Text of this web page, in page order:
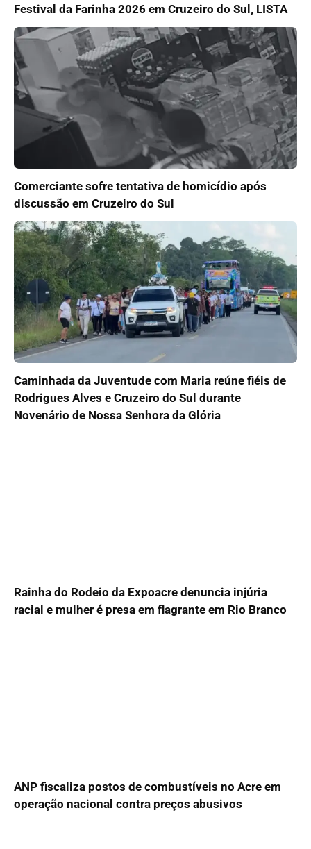
Festival da Farinha 2026 em Cruzeiro do Sul, LISTA
Comerciante sofre tentativa de homicídio após
discussão em Cruzeiro do Sul
Caminhada da Juventude com Maria reúne fiéis de
Rodrigues Alves e Cruzeiro do Sul durante
Novenário de Nossa Senhora da Glória
Rainha do Rodeio da Expoacre denuncia injúria
racial e mulher é presa em flagrante em Rio Branco
ANP fiscaliza postos de combustíveis no Acre em
operação nacional contra preços abusivos